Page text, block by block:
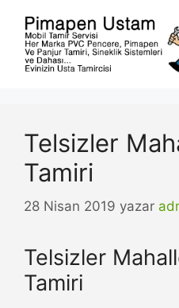
Telsizler
Tamiri
28 Nisan 2019 yazar
Telsizler
Tamiri